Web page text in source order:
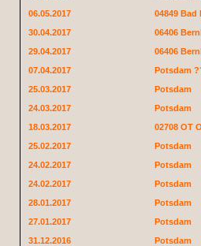
06.05.2017
04849
30.04.2017
06406
29.04.2017
06406
07.04.2017
Potsdam
25.03.2017
Potsdam
24.03.2017
Potsdam
18.03.2017
02708 OT
25.02.2017
Potsdam
24.02.2017
Potsdam
24.02.2017
Potsdam
28.01.2017
Potsdam
27.01.2017
Potsdam
31.12.2016
Potsdam